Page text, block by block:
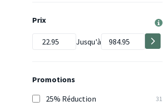
Prix
Jusqu'à
Promotions
25% Réduction
31